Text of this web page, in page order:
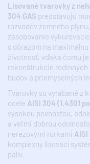
Lisované tvarovky z
304 GAS predstavujú
rozvodov zemného
zásobovanie
s dôrazom na
životnosť, vďaka čomu
rekonštrukcie rodinných
budov a priemyselných
Tvarovky sú vyrábané z
ocele AISI 304 (1.4301
vysokou pevnosťou,
a veľmi dobrou
nerezovými rúrkami AISI
komplexný lisovací
palív.